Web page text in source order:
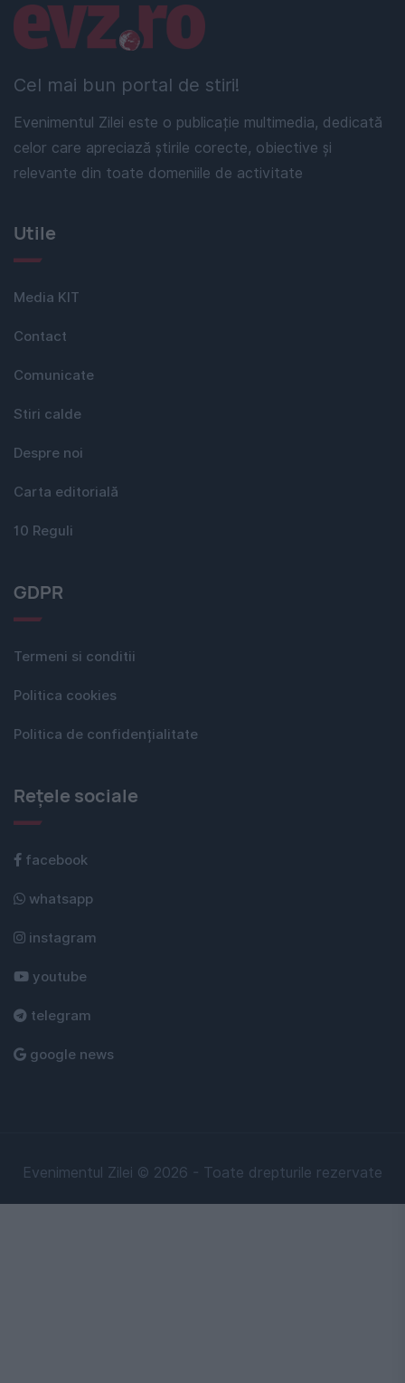
Cel mai bun portal de stiri!
Evenimentul Zilei este o publicație multimedia, dedicată
celor care apreciază știrile corecte, obiective și
relevante din toate domeniile de activitate
Linkuri utile
Utile
Media KIT
Contact
Comunicate
Stiri calde
Despre noi
Carta editorială
10 Reguli
GDPR
Termeni si conditii
Politica cookies
Politica de confidențialitate
Rețele sociale
facebook
whatsapp
instagram
youtube
telegram
google news
Evenimentul Zilei © 2026 - Toate drepturile rezervate